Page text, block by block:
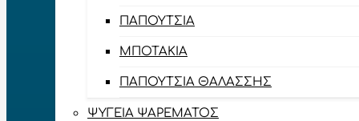
ΠΑΠΟΎΤΣΙΑ
ΜΠΟΤΆΚΙΑ
ΠΑΠΟΎΤΣΙΑ ΘΑΛΆΣΣΗΣ
ΨΥΓΕΊΑ ΨΑΡΈΜΑΤΟΣ